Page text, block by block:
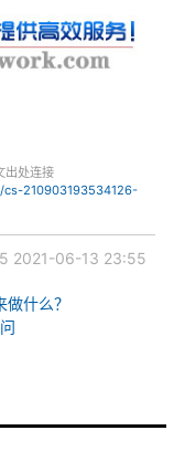
出处连接
210903193534126-
2021-06-13 23:55
什么？